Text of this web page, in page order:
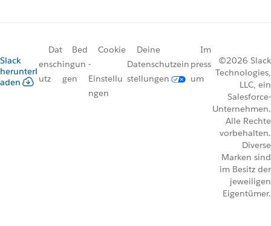
Slack
herunterl
aden
Dat
ensch
utz
Bed
ingun
gen
Cookie
-
Einstellu
ngen
Deine
Datenschutzein
stellungen
Im
press
um
©2026 Slack
Technologies,
LLC, ein
Salesforce-
Unternehmen.
Alle Rechte
vorbehalten.
Diverse
Marken sind
im Besitz der
jeweiligen
Eigentümer.